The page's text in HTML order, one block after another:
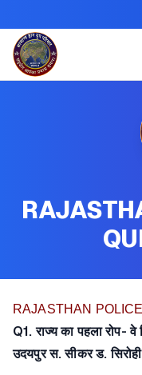
RAJASTHAN
Q1. राज्य का पहला रोप-
उदयपुर स. सीकर ड. सिरोही